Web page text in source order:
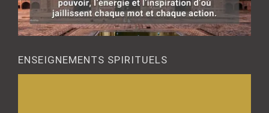
ENSEIGNEMENTS SPIRITUELS